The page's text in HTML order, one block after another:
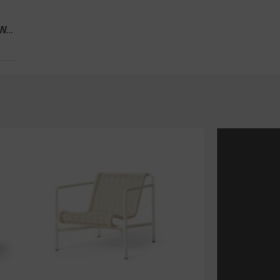
KRESLO PALISSADE CORD LOW, SKY GREY